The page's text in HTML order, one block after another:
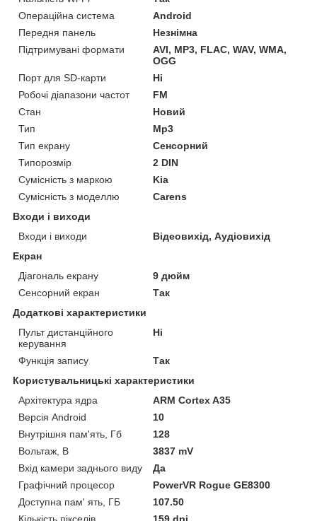
Операційна система
Android
Передня панель
Незнімна
Підтримувані формати
AVI, MP3, FLAC, WAV, WMA,
OGG
Порт для SD-карти
Ні
Робочі діапазони частот
FM
Стан
Новий
Тип
Mp3
Тип екрану
Сенсорний
Типорозмір
2 DIN
Сумісність з маркою
Kia
Сумісність з моделлю
Carens
Входи і виходи
Входи і виходи
Відеовихід, Аудіовихід
Екран
Діагональ екрану
9 дюйм
Сенсорний екран
Так
Додаткові характеристики
Пульт дистанційного
керування
Ні
Функція запису
Так
Користувальницькі характеристики
Архітектура ядра
ARM Cortex A35
Версія Android
10
Внутрішня пам'ять, Гб
128
Вольтаж, В
3837 mV
Вхід камери заднього виду
Да
Графічний процесор
PowerVR Rogue GE8300
Доступна пам' ять, ГБ
107.50